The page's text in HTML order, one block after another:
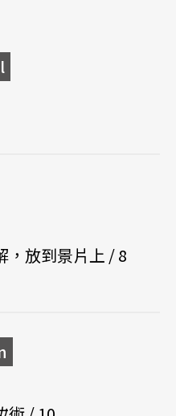
，放到景片上 / 8